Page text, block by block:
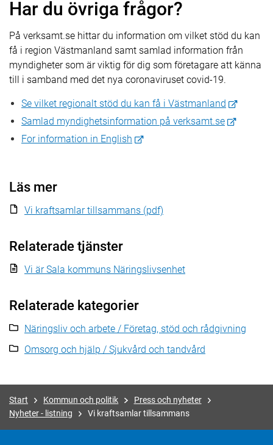
Har du övriga frågor?
På verksamt.se hittar du information om vilket stöd du kan
få i region Västmanland samt samlad information från
myndigheter som är viktig för dig som företagare att känna
till i samband med det nya coronaviruset covid-19.
Se vilket regionalt stöd du kan få i Västmanland
Samlad myndighetsinformation på verksamt.se
For information in English
Läs mer
Vi kraftsamlar tillsammans (pdf)
Relaterade tjänster
Vi är Sala kommuns Näringslivsenhet
Relaterade kategorier
Näringsliv och arbete / Företag, stöd och rådgivning
Omsorg och hjälp / Sjukvård och tandvård
Start Kommun och politik
Press och nyheter
Nyheter - listning
Vi kraftsamlar tillsammans